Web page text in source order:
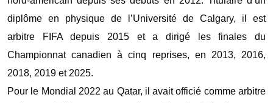
diplôme en physique de l’Université de Calgary, il est
arbitre FIFA depuis 2015 et a dirigé les finales du
Championnat canadien à cinq reprises, en 2013, 2016,
2018, 2019 et 2025.
‎Pour le Mondial 2022 au Qatar, il avait officié comme arbitre